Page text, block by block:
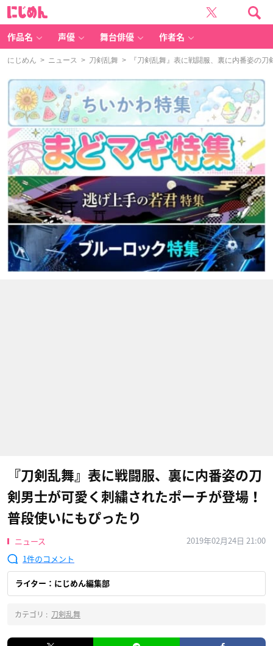
作品名 声優 舞台俳優 作者名
にじめん > ニュース > 刀剣乱舞 > 『刀剣乱舞』表に戦闘服、裏に内番姿の刀
『刀剣乱舞』表に戦闘服、裏に内番姿の刀
剣男士が可愛く刺繍されたポーチが登場！
普段使いにもぴったり
ニュース
2019年02月24日 21:00
1
ライター：にじめん編集部
カテゴリ : 刀剣乱舞